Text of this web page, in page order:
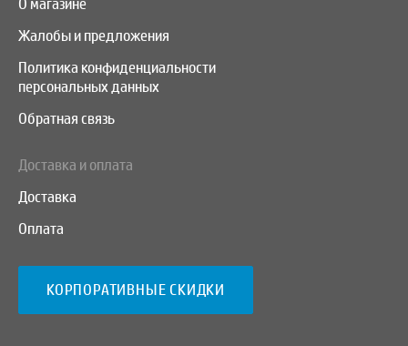
О магазине
Жалобы и предложения
Политика конфиденциальности
персональных данных
Обратная связь
Доставка и оплата
Доставка
Оплата
КОРПОРАТИВНЫЕ СКИДКИ